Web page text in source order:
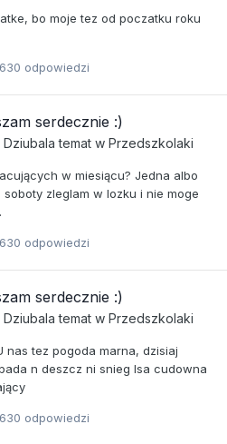
bo moje tez od poczatku roku
odpowiedzi
serdecznie :)
Dziubala temat w Przedszkolaki
w miesiącu? Jedna albo
zleglam w lozku i nie moge
odpowiedzi
serdecznie :)
Dziubala temat w Przedszkolaki
nas tez pogoda marna, dzisiaj
n deszcz ni snieg Isa cudowna
odpowiedzi